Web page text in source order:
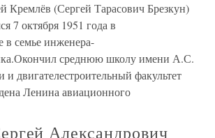
Кремлёв (Сергей Тарасович Брезкун)
7 октября 1951 года в
в семье инженера-
среднюю школу имени А.С.
двигателестроительный факультет
Ленина авиационного
Александрович